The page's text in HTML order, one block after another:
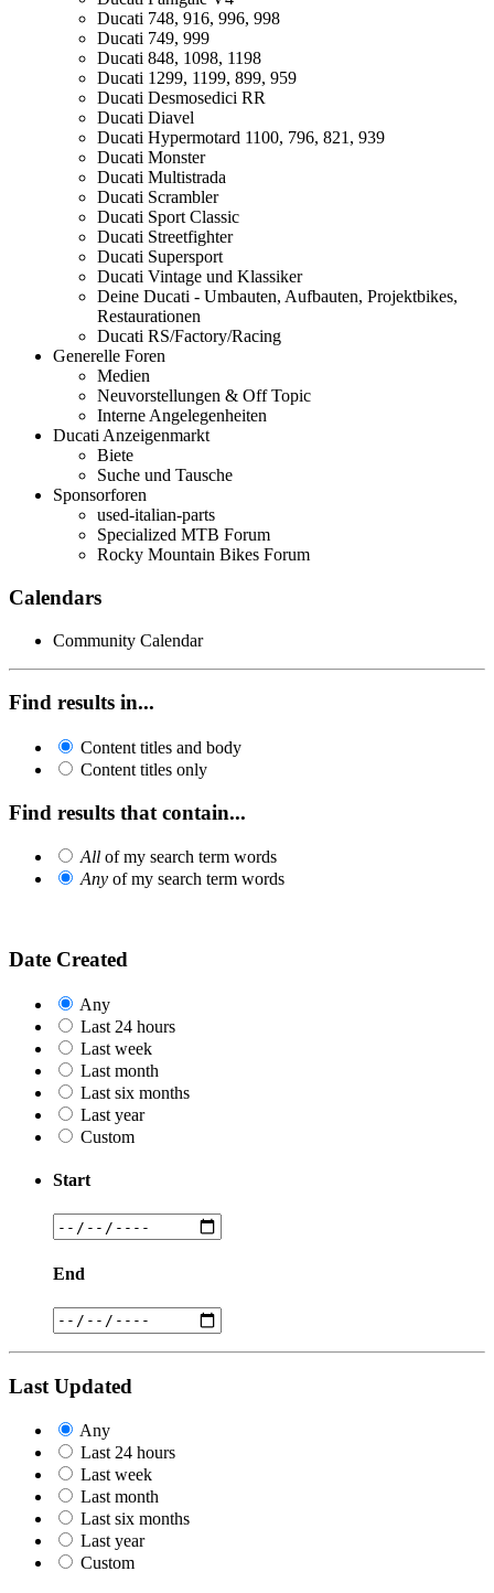
Ducati 748, 916, 996, 998
Ducati 749, 999
Ducati 848, 1098, 1198
Ducati 1299, 1199, 899, 959
Ducati Desmosedici RR
Ducati Diavel
Ducati Hypermotard 1100, 796, 821, 939
Ducati Monster
Ducati Multistrada
Ducati Scrambler
Ducati Sport Classic
Ducati Streetfighter
Ducati Supersport
Ducati Vintage und Klassiker
Deine Ducati - Umbauten, Aufbauten, Projektbikes,
Restaurationen
Ducati RS/Factory/Racing
Generelle Foren
Medien
Neuvorstellungen & Off Topic
Interne Angelegenheiten
Ducati Anzeigenmarkt
Biete
Suche und Tausche
Sponsorforen
used-italian-parts
Specialized MTB Forum
Rocky Mountain Bikes Forum
Calendars
Community Calendar
Find results in...
Content titles and body
Content titles only
Find results that contain...
All of my search term words
Any of my search term words
Date Created
Any
Last 24 hours
Last week
Last month
Last six months
Last year
Custom
Start
End
Last Updated
Any
Last 24 hours
Last week
Last month
Last six months
Last year
Custom